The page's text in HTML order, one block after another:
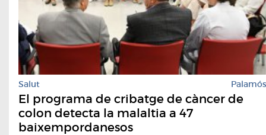
Salut Palamós
El programa de cribatge de càncer de
colon detecta la malaltia a 47
baixempordanesos